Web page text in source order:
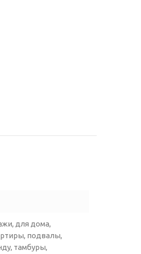
для дома,
подвалы,
тамбуры,